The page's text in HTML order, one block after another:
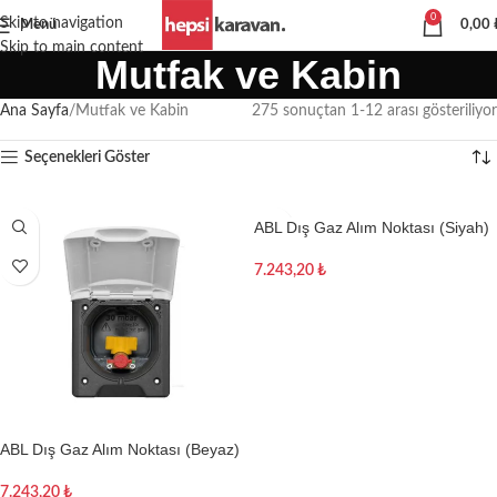
Skip to navigation
Skip to main content
Menü
0
0,00
Mutfak ve Kabin
Ana Sayfa Mutfak ve Kabin 275 sonuçtan 1-12 arası gösteriliyor
Seçenekleri Göster
ABL Dış Gaz Alım Noktası (Beyaz)
7.243,20 ₺
ABL Dış Gaz Alım Noktası (Siyah)
7.243,20 ₺